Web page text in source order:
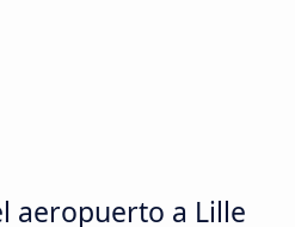
aeropuerto a Lille